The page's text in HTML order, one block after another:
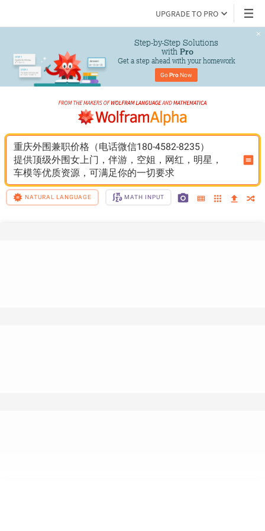
UPGRADE TO PRO
Step-by-Step Solutions
with Pro
Get a step ahead with your homework
Go Pro Now
重庆外围兼职价格（电话微信180-4582-8235）
提供顶级外围女上门，伴游，空姐，网红，明星，
车模等优质资源，可满足你的一切要求
NATURAL LANGUAGE MATH INPUT